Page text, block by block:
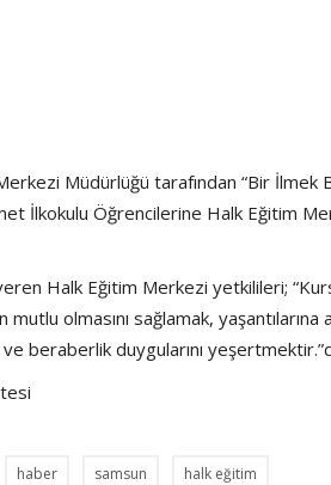
Müdürlüğü tarafından “Bir İlmek
İlkokulu Öğrencilerine Halk Eğitim
Halk Eğitim Merkezi yetkilileri;
mutlu olmasını sağlamak,
beraberlik duygularını
haber samsun halk eğitim